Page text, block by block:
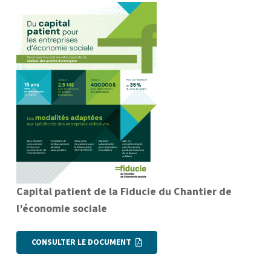
Capital patient de la Fiducie du Chantier de
l’économie sociale
CONSULTER LE DOCUMENT